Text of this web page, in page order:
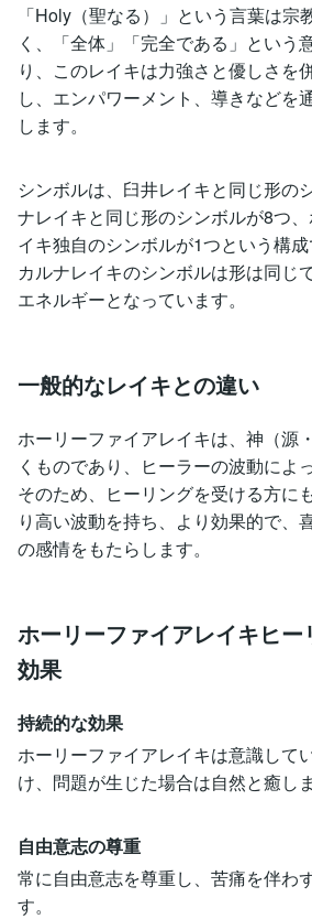
「Holy（聖なる）」という言葉は宗
く、「全体」「完全である」という
り、このレイキは力強さと優しさを
し、エンパワーメント、導きなどを
します。
シンボルは、臼井レイキと同じ形の
ナレイキと同じ形のシンボルが8つ
イキ独自のシンボルが1つという構
カルナレイキのシンボルは形は同じ
エネルギーとなっています。
一般的なレイキとの違い
ホーリーファイアレイキは、神（源
くものであり、ヒーラーの波動によ
そのため、ヒーリングを受ける方に
り高い波動を持ち、より効果的で、
の感情をもたらします。
ホーリーファイアレイキヒー
効果
持続的な効果
ホーリーファイアレイキは意識して
け、問題が生じた場合は自然と癒しま
自由意志の尊重
常に自由意志を尊重し、苦痛を伴わ
す。